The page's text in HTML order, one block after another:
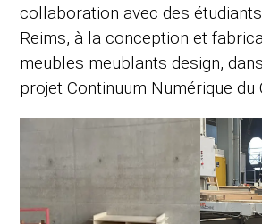
collaboration avec des étudiants
Reims, à la conception et
meubles meublants design,
projet Continuum Numérique du